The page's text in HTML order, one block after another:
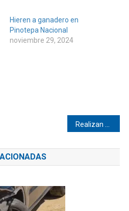
Hieren a ganadero en
Pinotepa Nacional
noviembre 29, 2024